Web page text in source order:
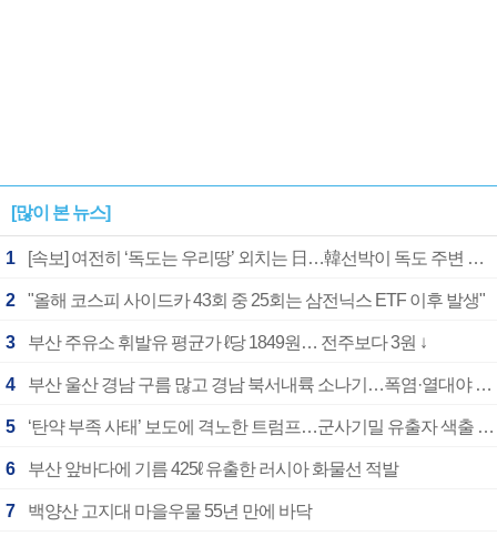
[많이 본 뉴스]
1 [속보] 여전히 ‘독도는 우리땅’ 외치는 日…韓선박이 독도 주변 해양조사 활동하자 반발
2 "올해 코스피 사이드카 43회 중 25회는 삼전닉스 ETF 이후 발생"
3 부산 주유소 휘발유 평균가 ℓ당 1849원… 전주보다 3원 ↓
4 부산 울산 경남 구름 많고 경남 북서내륙 소나기…폭염·열대야 계속
5 ‘탄약 부족 사태’ 보도에 격노한 트럼프…군사기밀 유출자 색출 지시
6 부산 앞바다에 기름 425ℓ 유출한 러시아 화물선 적발
7 백양산 고지대 마을우물 55년 만에 바닥